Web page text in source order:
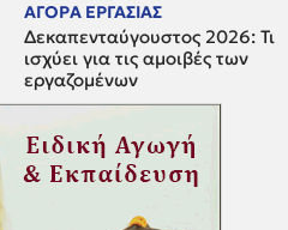
ΑΓΟΡΑ ΕΡΓΑΣΙΑΣ
Δεκαπενταύγουστος 2026: Τι
ισχύει για τις αμοιβές των
εργαζομένων